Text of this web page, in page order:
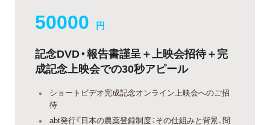
50000 円
記念DVD・報告書謹呈＋上映会招待＋完
成記念上映会での30秒アピール
ショートビデオ完成記念オンライン上映会へのご招
待
abt発行『日本の農薬登録制度：その仕組みと背景、問